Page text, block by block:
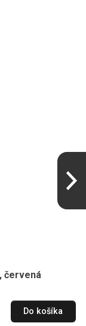
červená
Do košíka